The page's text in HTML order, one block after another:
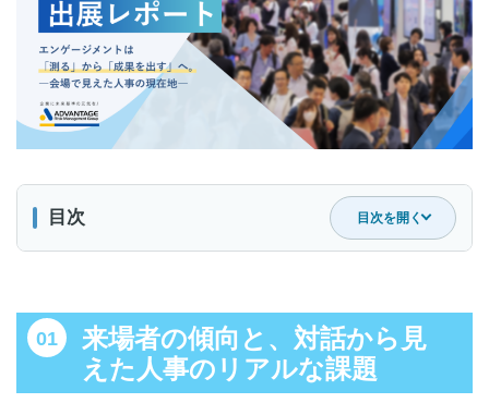
目次 目次を開く
当社が今回提示したテーマ：サーベイを起点に「改善ま
で回る仕組み」をどうつくるか
来場者の傾向と、対話から見
えた人事のリアルな課題